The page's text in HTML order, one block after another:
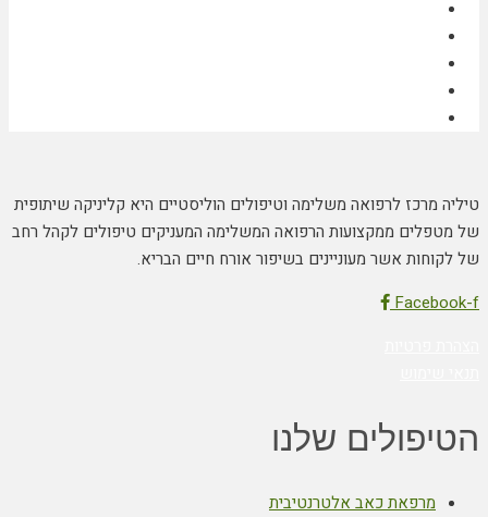
טיליה מרכז לרפואה משלימה וטיפולים הוליסטיים היא קליניקה שיתופית
של מטפלים ממקצועות הרפואה המשלימה המעניקים טיפולים לקהל רחב
של לקוחות אשר מעוניינים בשיפור אורח חיים הבריא.
Facebook-f
הטיפולים שלנו
מרפאת כאב אלטרנטיבית